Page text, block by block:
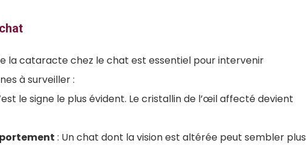
la cataracte chez le chat est essentiel pour intervenir
à surveiller :
le signe le plus évident. Le cristallin de l’œil affecté devient
: Un chat dont la vision est altérée peut sembler plus